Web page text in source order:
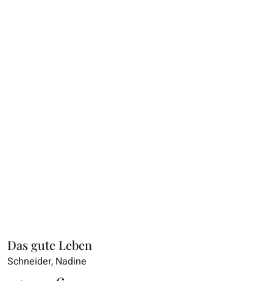
Das gute Leben
Schneider, Nadine